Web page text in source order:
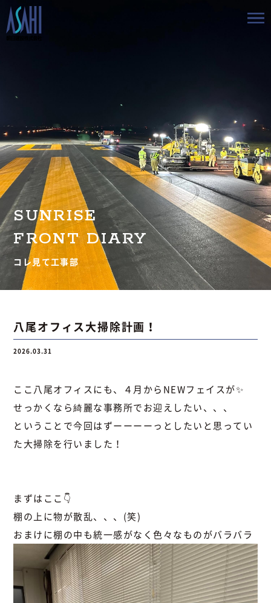
会社情報
採用情報
お知らせ
BLOG
お問い合わせ
お問い合わせ
SUNRISE
FRONT DIARY
コレ見て工事部
八尾オフィス大掃除計画！
2026.03.31
ここ八尾オフィスにも、４月からNEWフェイスが✨
せっかくなら綺麗な事務所でお迎えしたい、、、
ということで今回はずーーーーっとしたいと思ってい
た大掃除を行いました！
まずはここ👇
棚の上に物が散乱、、、(笑)
おまけに棚の中も統一感がなく色々なものがバラバラ
に収納されていました💦